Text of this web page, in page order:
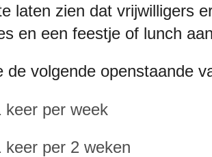
laten zien dat vrijwilligers
en een feestje of lunch
volgende openstaande
per week
per 2 weken